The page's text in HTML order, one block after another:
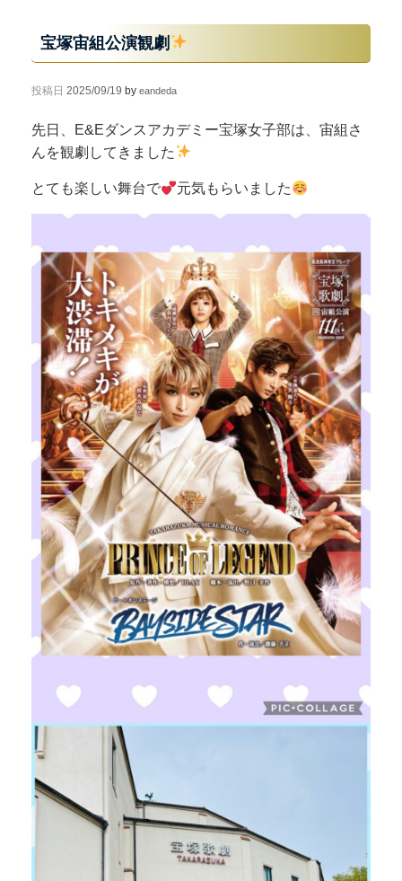
宝塚宙組公演観劇
投稿日 2025/09/19 by eandeda
先日、E&Eダンスアカデミー宝塚女子部は、宙組さ
んを観劇してきました
とても楽しい舞台で 元気もらいました